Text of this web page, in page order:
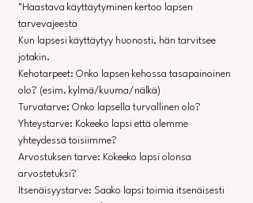
"Haastava käyttäytyminen kertoo lapsen
tarvevajeesta
Kun lapsesi käyttäytyy huonosti, hän tarvitsee
jotakin.
Kehotarpeet: Onko lapsen kehossa tasapainoinen
olo? (esim. kylmä/kuuma/nälkä)
Turvatarve: Onko lapsella turvallinen olo?
Yhteystarve: Kokeeko lapsi että olemme
yhteydessä toisiimme?
Arvostuksen tarve: Kokeeko lapsi olonsa
arvostetuksi?
Itsenäisyystarve: Saako lapsi toimia itsenäisesti